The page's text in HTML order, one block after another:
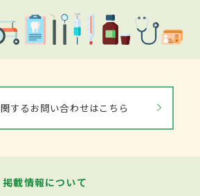
するお問い合わせはこちら
掲載情報について